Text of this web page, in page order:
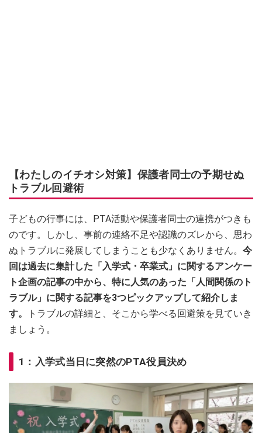
【わたしのイチオシ対策】保護者同士の予期せぬ
トラブル回避術
子どもの行事には、PTA活動や保護者同士の連携がつきも
のです。しかし、事前の連絡不足や認識のズレから、思わ
ぬトラブルに発展してしまうことも少なくありません。 今
回は過去に集計した「入学式・卒業式」に関するアンケー
ト企画の記事の中から、特に人気のあった「人間関係のト
ラブル」に関する記事を3つピックアップして紹介しま
す。
トラブルの詳細と、そこから学べる回避策を見ていき
ましょう。
1：入学式当日に突然のPTA役員決め